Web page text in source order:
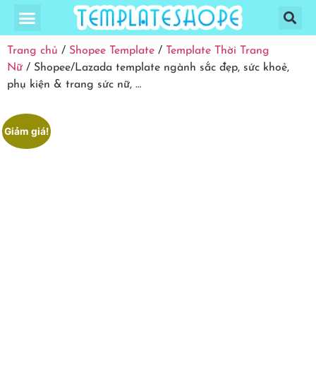
Trang chủ / Shopee Template /
Template Thời Trang
Nữ / Shopee/Lazada template ngành sắc đẹp, sức khoẻ,
phụ kiện & trang sức nữ, …
Giảm giá!